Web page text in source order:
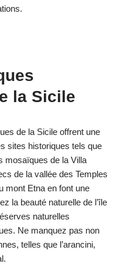
la Sicile
de la Sicile offrent une
sites historiques tels que
mosaïques de la Villa
de la vallée des Temples
mont Etna en font une
la beauté naturelle de l’île
naturelles
Ne manquez pas non
telles que l’arancini,